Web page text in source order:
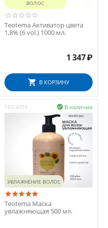
ВОЛОС
Teotema Активатор цвета
1,8% (6 vol.) 1000 мл.
1 347₽
В КОРЗИНУ
TEO 4703 В наличии

УВЛАЖНЕНИЕ ВОЛОС
Teotema Маска
увлажняющая 500 мл.